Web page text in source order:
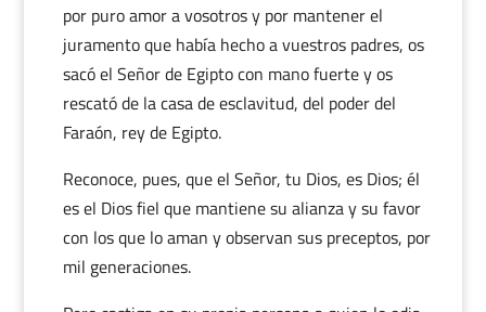
por puro amor a vosotros y por mantener el
juramento que había hecho a vuestros padres, os
sacó el Señor de Egipto con mano fuerte y os
rescató de la casa de esclavitud, del poder del
Faraón, rey de Egipto.
Reconoce, pues, que el Señor, tu Dios, es Dios; él
es el Dios fiel que mantiene su alianza y su favor
con los que lo aman y observan sus preceptos, por
mil generaciones.